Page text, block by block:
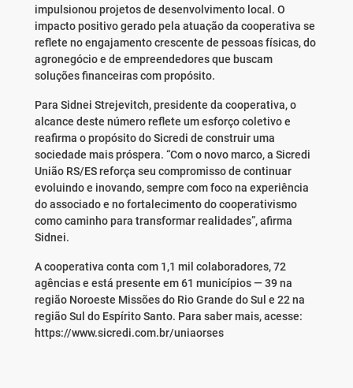
impulsionou projetos de desenvolvimento local. O
impacto positivo gerado pela atuação da cooperativa se
reflete no engajamento crescente de pessoas físicas, do
agronegócio e de empreendedores que buscam
soluções financeiras com propósito.
Para Sidnei Strejevitch, presidente da cooperativa, o
alcance deste número reflete um esforço coletivo e
reafirma o propósito do Sicredi de construir uma
sociedade mais próspera. “Com o novo marco, a Sicredi
União RS/ES reforça seu compromisso de continuar
evoluindo e inovando, sempre com foco na experiência
do associado e no fortalecimento do cooperativismo
como caminho para transformar realidades”, afirma
Sidnei.
A cooperativa conta com 1,1 mil colaboradores, 72
agências e está presente em 61 municípios — 39 na
região Noroeste Missões do Rio Grande do Sul e 22 na
região Sul do Espírito Santo. Para saber mais, acesse:
https://www.sicredi.com.br/uniaorses